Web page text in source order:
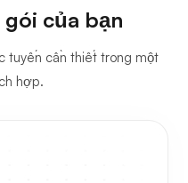
của bạn
tuyến cần thiết trong một
hợp.